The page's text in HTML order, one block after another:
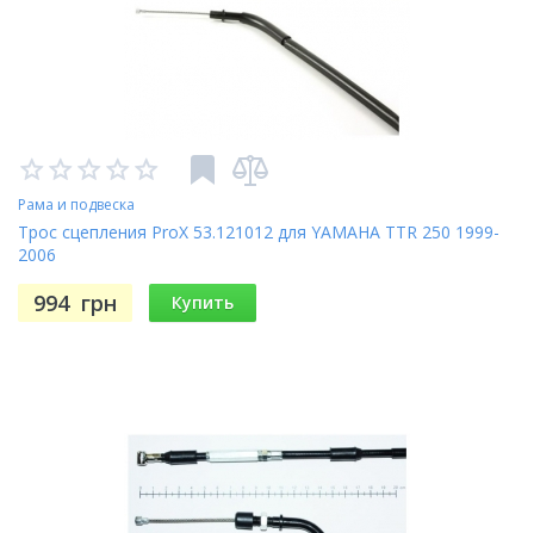
Рама и подвеска
Трос сцепления ProX 53.121012 для YAMAHA TTR 250 1999-
2006
994 грн Купить